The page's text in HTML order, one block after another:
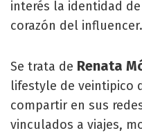
interés la identidad
corazón del influencer.
Se trata de Renata
lifestyle de veintipico
compartir en sus
vinculados a viajes,